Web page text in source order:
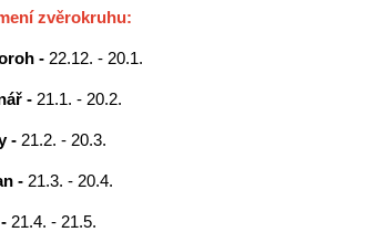
zvěrokruhu:
- 22.12. - 20.1.
- 21.1. - 20.2.
- 21.2. - 20.3.
- 21.3. - 20.4.
21.4. - 21.5.